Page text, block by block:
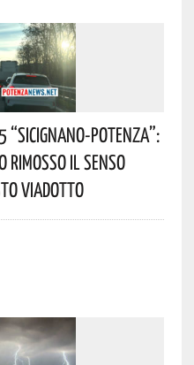
Potenza”:
Rimosso Il Senso
Viadotto